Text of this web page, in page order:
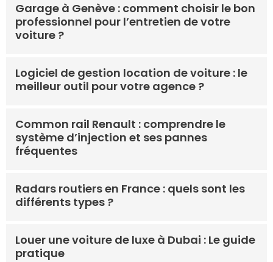
Garage à Genève : comment choisir le bon
professionnel pour l’entretien de votre
voiture ?
Logiciel de gestion location de voiture : le
meilleur outil pour votre agence ?
Common rail Renault : comprendre le
système d’injection et ses pannes
fréquentes
Radars routiers en France : quels sont les
différents types ?
Louer une voiture de luxe à Dubai : Le guide
pratique